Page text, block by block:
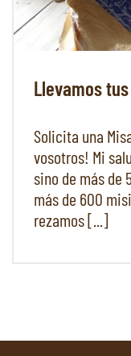
Llevamos
Solicita una
vosotros! Mi
sino de más de
más de 600
rezamos [...]